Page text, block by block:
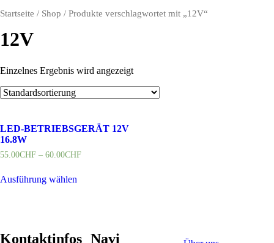
Startseite / Shop / Produkte verschlagwortet mit „12V“
12V
Einzelnes Ergebnis wird angezeigt
LED-BETRIEBSGERÄT 12V
16.8W
55.00CHF – 60.00CHF
Ausführung wählen
Kontaktinfos Navi